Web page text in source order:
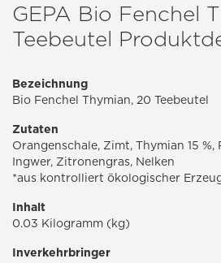
GEPA Bio Fenchel
Teebeutel
Bezeichnung
Bio Fenchel Thymian, 20 Teebeutel
Zutaten
Orangenschale, Zimt, Thymian 15 %,
Ingwer, Zitronengras, Nelken
*aus kontrolliert ökologischer
Inhalt
0.03 Kilogramm (kg)
Inverkehrbringer